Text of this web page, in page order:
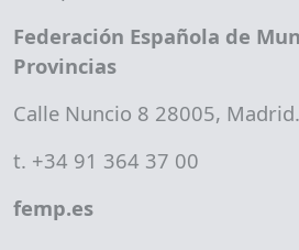
Federación Española de
Provincias
Calle Nuncio 8 28005,
t. +34 91 364 37 00
femp.es